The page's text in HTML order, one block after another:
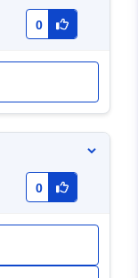
0
0